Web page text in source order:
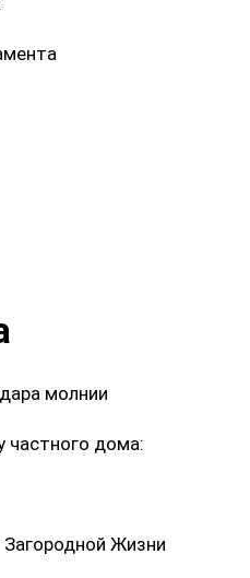
частного дома:
Жизни